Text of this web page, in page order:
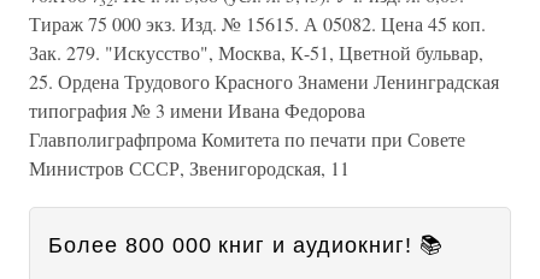
Тираж 75 000 экз. Изд. № 15615. А 05082. Цена 45 коп.
Зак. 279. "Искусство", Москва, К-51, Цветной бульвар,
25. Ордена Трудового Красного Знамени Ленинградская
типография № 3 имени Ивана Федорова
Главполиграфпрома Комитета по печати при Совете
Министров СССР, Звенигородская, 11
Более 800 000 книг и аудиокниг! 📚